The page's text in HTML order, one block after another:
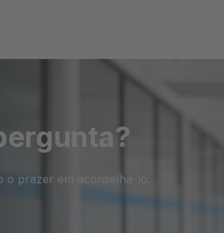
o prazer em aconselhá-lo.